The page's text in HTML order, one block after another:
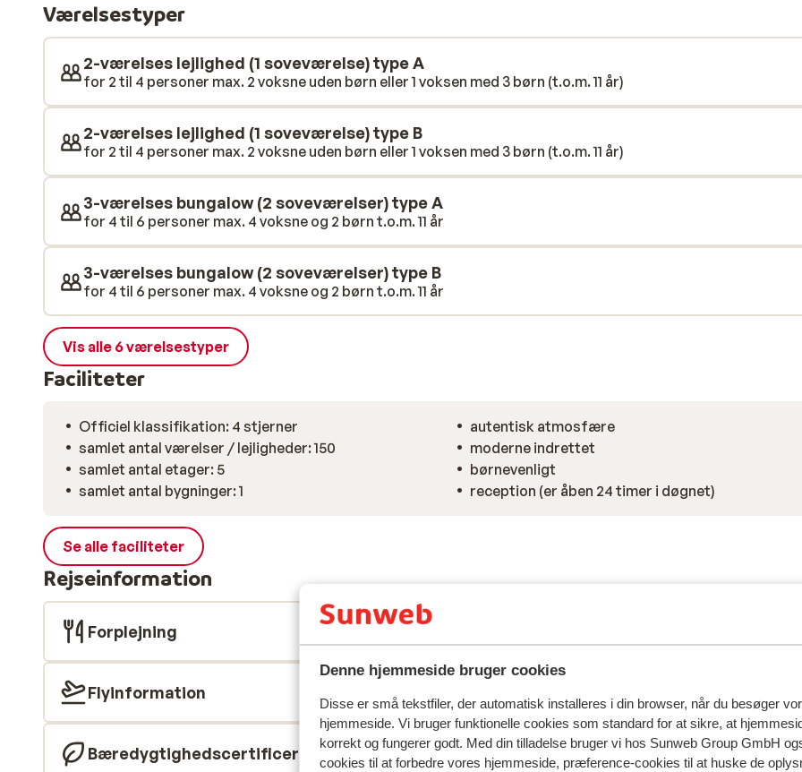
Denne hjemmeside bruger cookies
Disse er små tekstfiler, der automatisk installeres i din browser, når du besøger
hjemmeside. Vi bruger funktionelle cookies som standard for at sikre, at
korrekt og fungerer godt. Med din tilladelse bruger vi hos Sunweb Group GmbH
cookies til at forbedre vores hjemmeside, præference-cookies til at huske de
Værelsestyper
2-værelses lejlighed (1 soveværelse) type A
for 2 til 4 personer max. 2 voksne uden børn eller 1 voksen med 3 børn (t.o.m. 11 år)
2-værelses lejlighed (1 soveværelse) type B
for 2 til 4 personer max. 2 voksne uden børn eller 1 voksen med 3 børn (t.o.m. 11 år)
3-værelses bungalow (2 soveværelser) type A
for 4 til 6 personer max. 4 voksne og 2 børn t.o.m. 11 år
3-værelses bungalow (2 soveværelser) type B
for 4 til 6 personer max. 4 voksne og 2 børn t.o.m. 11 år
Vis alle 6 værelsestyper
Faciliteter
Officiel klassifikation: 4 stjerner
samlet antal værelser / lejligheder: 150
samlet antal etager: 5
samlet antal bygninger: 1
autentisk atmosfære
moderne indrettet
børnevenligt
reception (er åben 24 timer i døgnet)
Se alle faciliteter
Rejseinformation
Forplejning
Flyinformation
Bæredygtighedscertificeret